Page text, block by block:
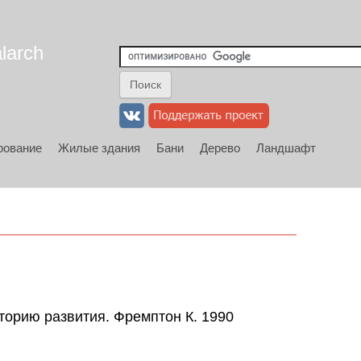
Жилые здания Бани Дерево
Ландшафт
развития. Фремптон К. 1990